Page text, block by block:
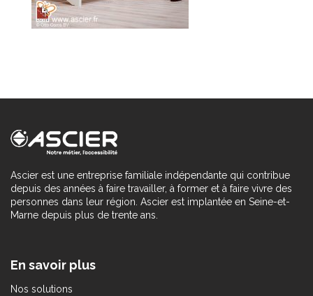
Ascier est une entreprise familiale indépendante qui contribue
depuis des années à faire travailler, à former et à faire vivre des
personnes dans leur région. Ascier est implantée en Seine-et-
Marne depuis plus de trente ans.
En savoir plus
Nos solutions